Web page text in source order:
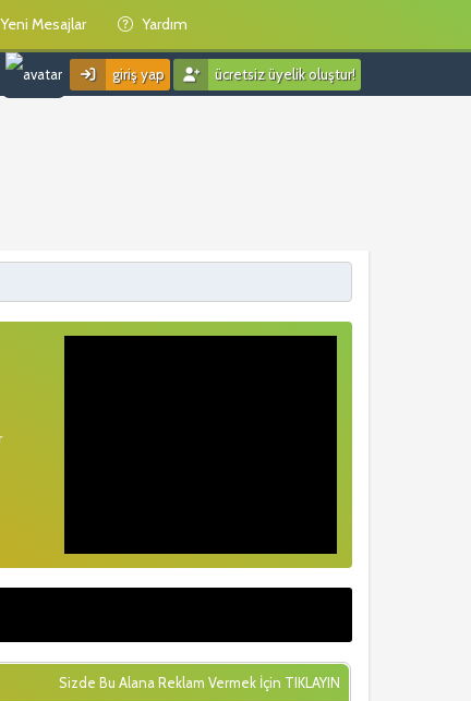
Yeni Mesajlar Yardım
giriş yap ücretsiz üyelik oluştur!
Sizde Bu Alana Reklam Vermek İçin TIKLAYIN